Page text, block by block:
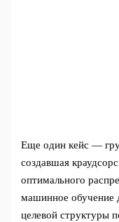
Еще один кейс —
создавшая
оптимального
машинное обучение
целевой структуры